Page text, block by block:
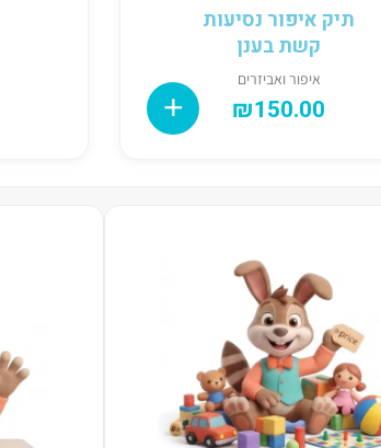
תיק איפור נסיעות
קשת בענן
איפור ואביזרים
₪150.00